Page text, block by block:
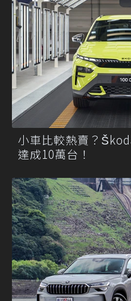
小車比較熱賣？
達成10萬台！